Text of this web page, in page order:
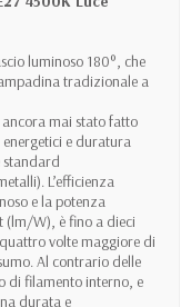
luminoso 180°, che
tradizionale a
mai stato fatto
e duratura
L’efficienza
e la potenza
(lm/W), è fino a dieci
volte maggiore di
Al contrario delle
di filamento interno, e
durata e